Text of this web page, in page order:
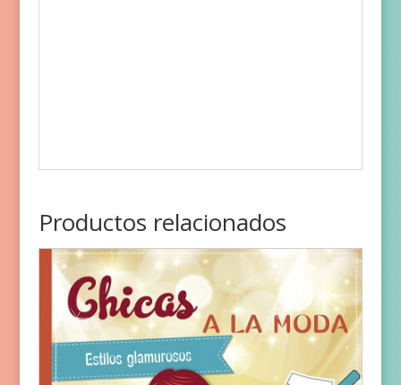
Productos relacionados